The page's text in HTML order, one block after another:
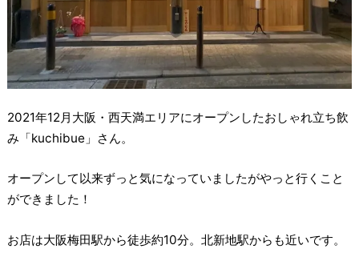
2021年12月大阪・西天満エリアにオープンしたおしゃれ立ち飲
み「kuchibue」さん。
オープンして以来ずっと気になっていましたがやっと行くこと
ができました！
お店は大阪梅田駅から徒歩約10分。北新地駅からも近いです。